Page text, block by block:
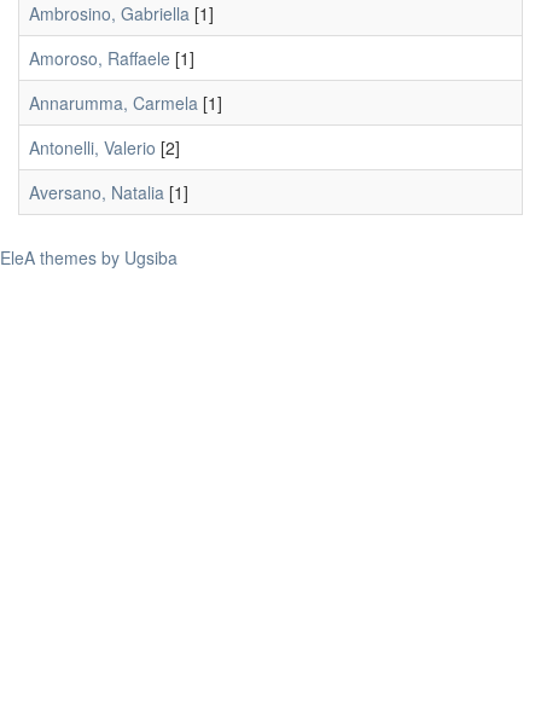
Ambrosino, Gabriella [1]
Amoroso, Raffaele [1]
Annarumma, Carmela [1]
Antonelli, Valerio [2]
Aversano, Natalia [1]
EleA themes by Ugsiba